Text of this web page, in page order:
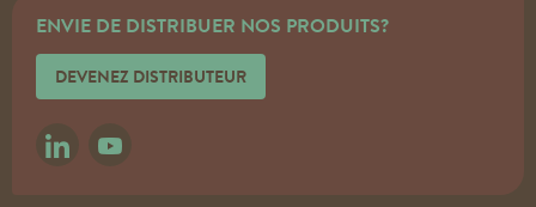
ENVIE DE DISTRIBUER NOS PRODUITS?
DEVENEZ DISTRIBUTEUR
LINKEDINYOUTUBE